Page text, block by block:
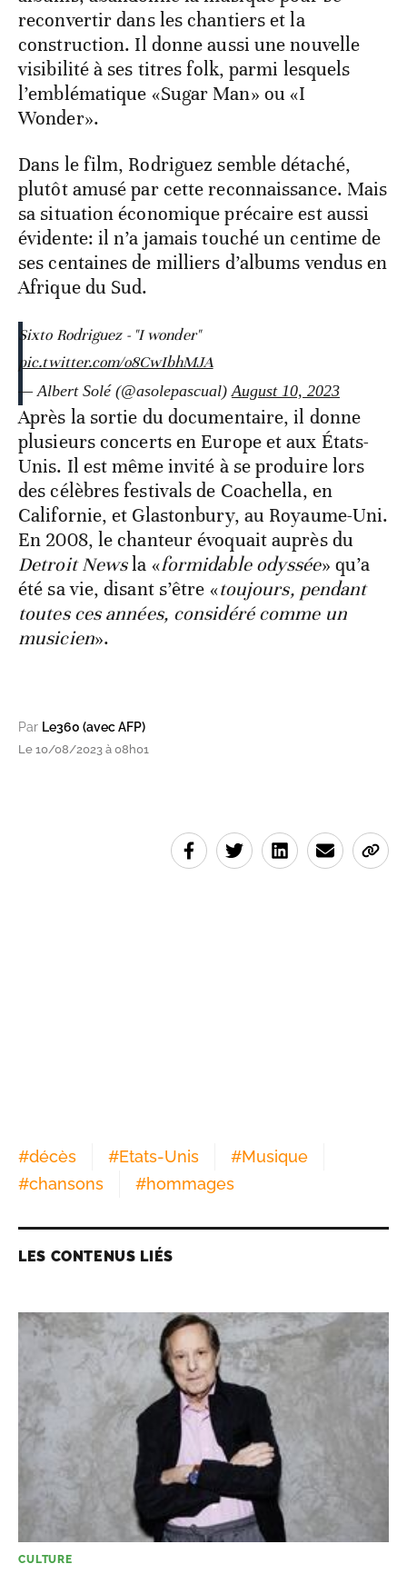
reconvertir dans les chantiers et la
construction. Il donne aussi une nouvelle
visibilité à ses titres folk, parmi lesquels
l’emblématique «Sugar Man» ou «I
Wonder».
Dans le film, Rodriguez semble détaché,
plutôt amusé par cette reconnaissance. Mais
sa situation économique précaire est aussi
évidente: il n’a jamais touché un centime de
ses centaines de milliers d’albums vendus en
Afrique du Sud.
Sixto Rodriguez - "I wonder"
pic.twitter.com/o8CwIbhMJA
— Albert Solé (@asolepascual)August 10, 2023
Après la sortie du documentaire, il donne
plusieurs concerts en Europe et aux États-
Unis. Il est même invité à se produire lors
des célèbres festivals de Coachella, en
Californie, et Glastonbury, au Royaume-Uni.
En 2008, le chanteur évoquait auprès du
Detroit Newsla «formidable odyssée» qu’a
été sa vie, disant s’être «toujours, pendant
toutes ces années, considéré comme un
musicien».
Par Le360 (avec AFP)
Le 10/08/2023 à 08h01
#décès #Etats-Unis #Musique
#chansons #hommages
LES CONTENUS LIÉS
CULTURE